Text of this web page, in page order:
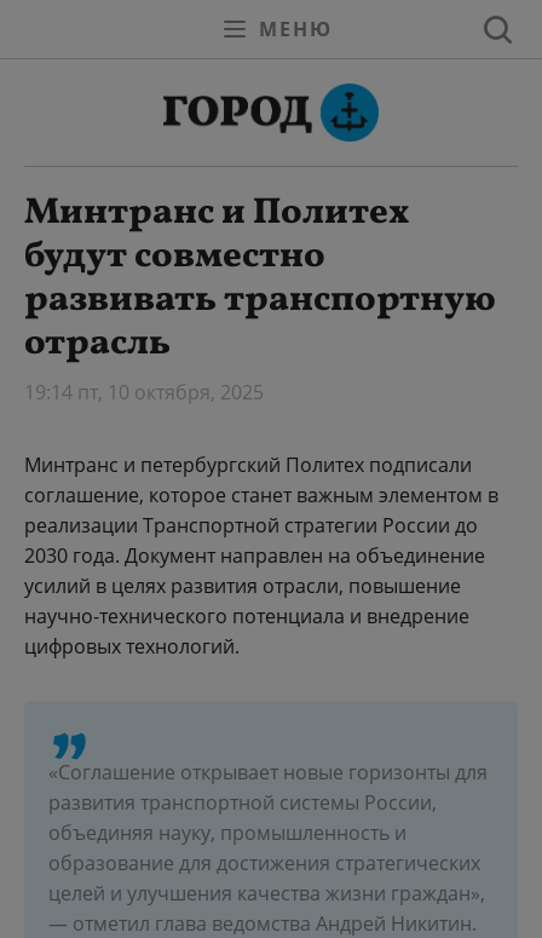
МЕНЮ
Минтранс и Политех
будут совместно
развивать транспортную
отрасль
19:14 пт, 10 октября, 2025
Минтранс и петербургский Политех подписали
соглашение, которое станет важным элементом в
реализации Транспортной стратегии России до
2030 года. Документ направлен на объединение
усилий в целях развития отрасли, повышение
научно-технического потенциала и внедрение
цифровых технологий.
«Соглашение открывает новые горизонты для
развития транспортной системы России,
объединяя науку, промышленность и
образование для достижения стратегических
целей и улучшения качества жизни граждан»,
— отметил глава ведомства Андрей Никитин.